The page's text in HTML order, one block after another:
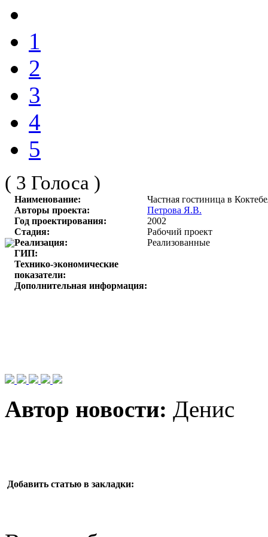
1
2
3
4
5
( 3 Голоса )
Наименование:
Частная гостиница в
Авторы проекта:
Петрова Я.В.
Год проектирования:
2002
Стадия:
Рабочий проект
Реализация:
Реализованные
ГИП:
Технико-экономические
показатели:
Дополнительная информация:
Автор новости: Денис
Добавить статью в закладки: